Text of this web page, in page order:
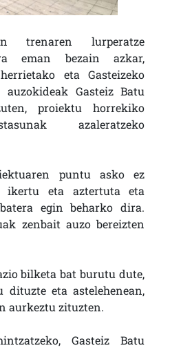
trenaren lurperatze
eman bezain azkar,
eta Gasteizeko
auzokideak Gasteiz Batu
proiektu horrekiko
azaleratzeko
puntu asko ez
ikertu eta aztertuta eta
egin beharko dira.
zenbait auzo bereizten
bilketa bat burutu dute,
dituzte eta astelehenean,
aurkeztu zituzten.
Gasteiz Batu